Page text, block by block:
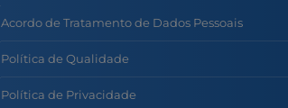
Acordo de Tratamento de Dados Pessoais
Política de Qualidade
Política de Privacidade